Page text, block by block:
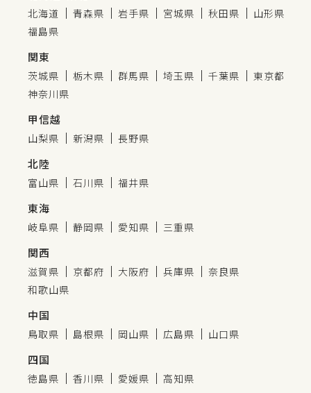
北海道 青森県 岩手県 宮城県 秋田県
山形県
福島県
関東
茨城県 栃木県 群馬県 埼玉県 千葉県
東京都
神奈川県
甲信越
山梨県 新潟県 長野県
北陸
富山県 石川県 福井県
東海
岐阜県 静岡県 愛知県 三重県
関西
滋賀県 京都府 大阪府 兵庫県
奈良県
和歌山県
中国
鳥取県 島根県 岡山県 広島県 山口県
四国
徳島県 香川県 愛媛県 高知県